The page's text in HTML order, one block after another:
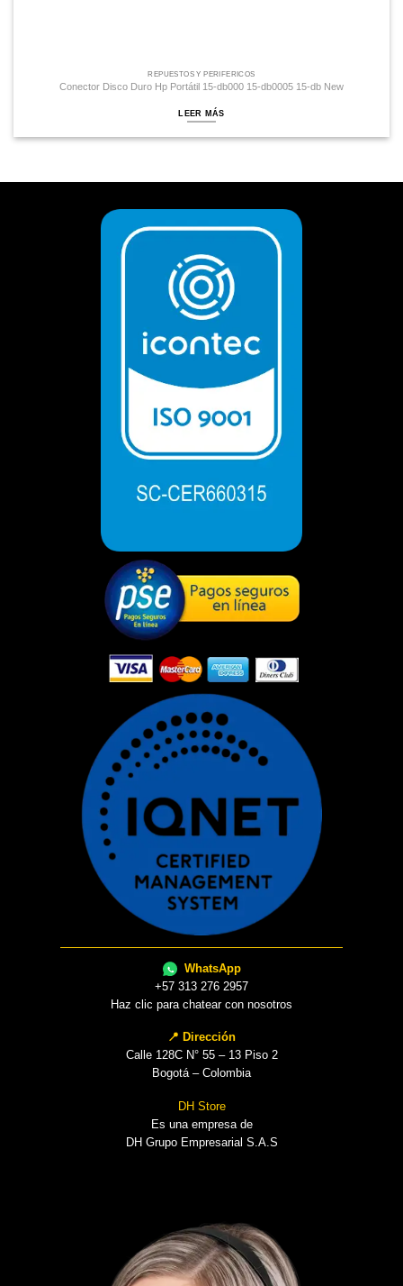
REPUESTOS Y PERIFÉRICOS
Conector Disco Duro Hp Portátil 15-db000 15-db0005 15-db New
LEER MÁS
WhatsApp
+57 313 276 2957
Haz clic para chatear con nosotros
📍 Dirección
Calle 128C N° 55 – 13 Piso 2
Bogotá – Colombia
DH Store
Es una empresa de
DH Grupo Empresarial S.A.S